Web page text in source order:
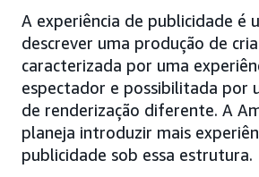
A experiência de publicidade é
descrever uma produção de
caracterizada por uma
espectador e possibilitada por
de renderização diferente. A
planeja introduzir mais
publicidade sob essa estrutura.